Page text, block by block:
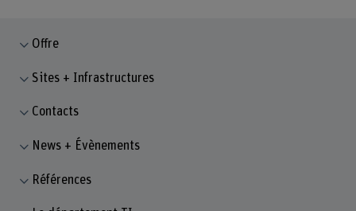
Offre
Sites + Infrastructures
Contacts
News + Évènements
Références